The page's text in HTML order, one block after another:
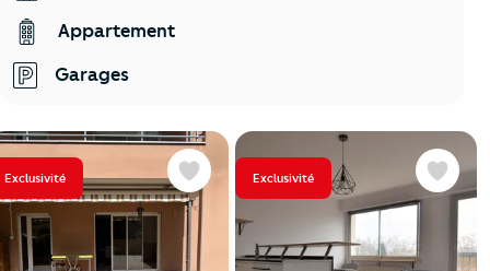
Appartement
Garages
Exclusivité Favoris Exclusivité Favoris